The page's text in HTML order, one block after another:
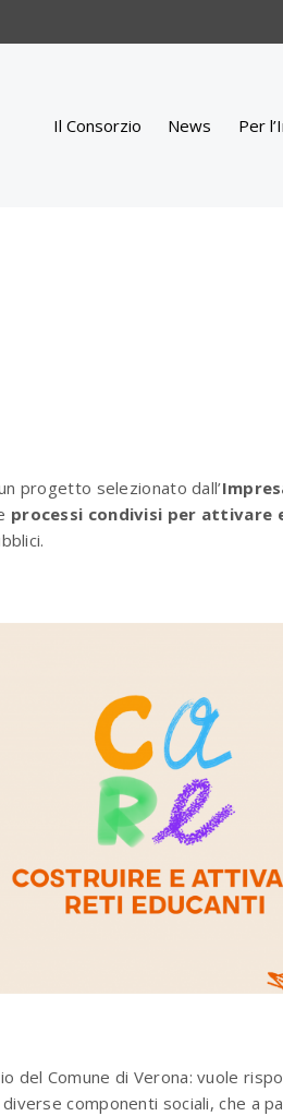
Il Consorzio News Per
progetto selezionato dall’
processi condivisi per attivare
Comune di Verona: vuole
componenti sociali, che a